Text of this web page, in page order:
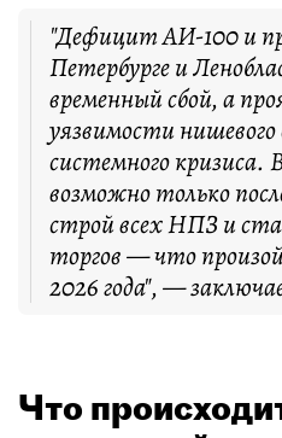
"Дефицит АИ-100 и
Петербурге и
временный сбой, а
уязвимости нишевого
системного кризиса.
возможно только
строй всех НПЗ и
торгов — что
2026 года", —
Что